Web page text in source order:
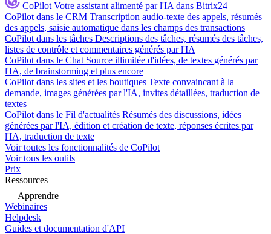
CoPilot Votre assistant alimenté par l'IA dans Bitrix24
CoPilot dans le CRM Transcription audio-texte des appels, résumés
des appels, saisie automatique dans les champs des transactions
CoPilot dans les tâches Descriptions des tâches, résumés des tâches,
listes de contrôle et commentaires générés par l'IA
CoPilot dans le Chat Source illimitée d'idées, de textes générés par
l'IA, de brainstorming et plus encore
CoPilot dans les sites et les boutiques Texte convaincant à la
demande, images générées par l'IA, invites détaillées, traduction de
textes
CoPilot dans le Fil d'actualités Résumés des discussions, idées
générées par l'IA, édition et création de texte, réponses écrites par
l'IA, traduction de texte
Voir toutes les fonctionnalités de CoPilot
Voir tous les outils
Prix
Ressources
Apprendre
Webinaires
Helpdesk
Guides et documentation d'API